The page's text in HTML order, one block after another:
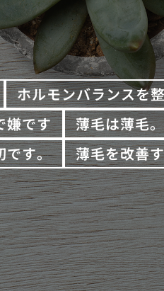
ホルモンバランスを
嫌です
薄毛は薄毛
です。
薄毛を改善